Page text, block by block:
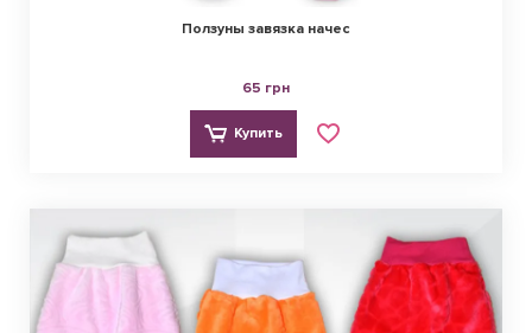
Ползуны завязка начес
65 грн
Купить